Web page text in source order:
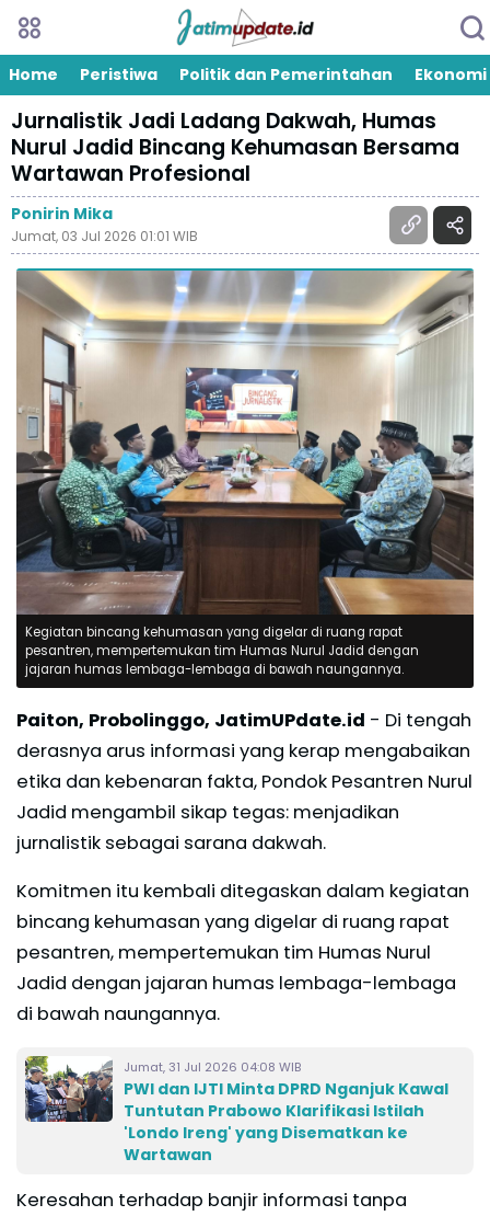
Home Peristiwa Politik dan Pemerintahan Ekonomi
Jurnalistik Jadi Ladang Dakwah, Humas
Nurul Jadid Bincang Kehumasan Bersama
Wartawan Profesional
Ponirin Mika
Jumat, 03 Jul 2026 01:01 WIB
Kegiatan bincang kehumasan yang digelar di ruang rapat
pesantren, mempertemukan tim Humas Nurul Jadid dengan
jajaran humas lembaga-lembaga di bawah naungannya.
Paiton, Probolinggo, JatimUPdate.id - Di tengah
derasnya arus informasi yang kerap mengabaikan
etika dan kebenaran fakta, Pondok Pesantren Nurul
Jadid mengambil sikap tegas: menjadikan
jurnalistik sebagai sarana dakwah.
Komitmen itu kembali ditegaskan dalam kegiatan
bincang kehumasan yang digelar di ruang rapat
pesantren, mempertemukan tim Humas Nurul
Jadid dengan jajaran humas lembaga-lembaga
di bawah naungannya.
Jumat, 31 Jul 2026 04:08 WIB
PWI dan IJTI Minta DPRD Nganjuk Kawal
Tuntutan Prabowo Klarifikasi Istilah
'Londo Ireng' yang Disematkan ke
Wartawan
Keresahan terhadap banjir informasi tanpa